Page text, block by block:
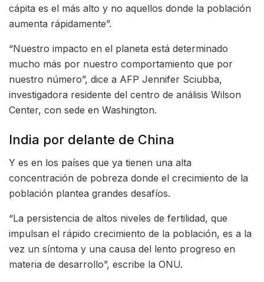
cápita es el más alto y no aquellos donde la población
aumenta rápidamente”.
“Nuestro impacto en el planeta está determinado
mucho más por nuestro comportamiento que por
nuestro número”, dice a AFP Jennifer Sciubba,
investigadora residente del centro de análisis Wilson
Center, con sede en Washington.
India por delante de China
Y es en los países que ya tienen una alta
concentración de pobreza donde el crecimiento de la
población plantea grandes desafíos.
“La persistencia de altos niveles de fertilidad, que
impulsan el rápido crecimiento de la población, es a la
vez un síntoma y una causa del lento progreso en
materia de desarrollo”, escribe la ONU.